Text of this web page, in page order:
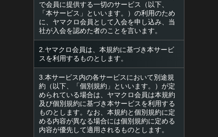
で会員に提供する一切のサービス（以下、
「本サービス」といいます。）の利用のため
に、ヤマクロ会員として入会を申し込み、当
社が入会を認めた者のことを言います。
2.ヤマクロ会員は、本規約に基づき本サービ
スを利用するものとします。
3.本サービス内の各サービスにおいて別途規
約（以下、「個別規約」といいます。）が定
められている場合は、ヤマクロ会員は本規約
及び個別規約に基づき本サービスを利用する
ものとします。なお、本規約と個別規約に定
める内容が異なる場合には個別規約に定める
内容が優先して適用されるものとします。